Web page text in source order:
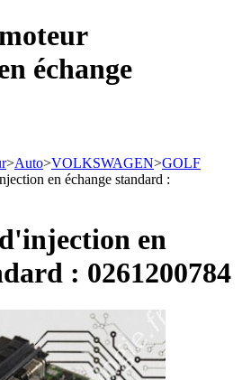
échange
>Auto>VOLKSWAGEN>GOLF
en échange standard :
en
: 0261200784